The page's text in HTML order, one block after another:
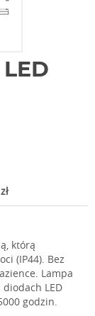
którą
(IP44). Bez
Lampa
LED
godzin.